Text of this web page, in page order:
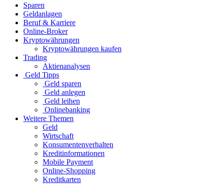
Sparen
Geldanlagen
Beruf & Karriere
Online-Broker
Kryptowährungen
Kryptowährungen kaufen
Trading
Aktienanalysen
Geld Tipps
Geld sparen
Geld anlegen
Geld leihen
Onlinebanking
Weitere Themen
Geld
Wirtschaft
Konsumentenverhalten
Kreditinformationen
Mobile Payment
Online-Shopping
Kreditkarten